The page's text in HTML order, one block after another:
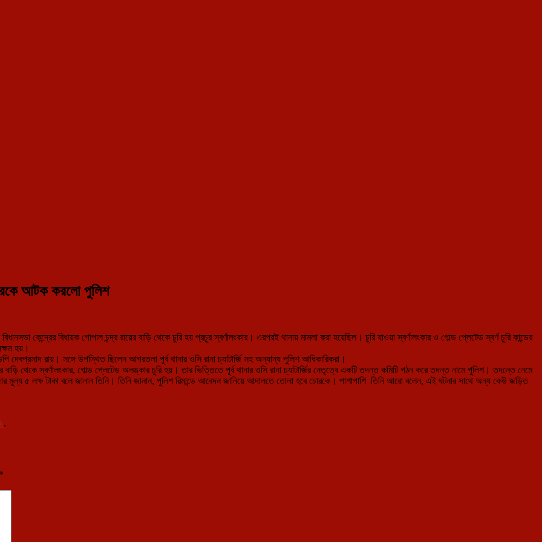
portal in Tripura.
আটক করলো পুলিশ
কেন্দ্রের বিধায়ক গোপাল চন্দ্র রায়ের বাড়ি থেকে চুরি হয় প্রচুর স্বর্ণালংকার। এরপরই থানায় মামলা করা হয়েছিল। চুরি যাওয়া স্বর্ণালংকার ও গোল্ড প্লেটেড স্বর্ণ চুরি কান্ডের
হয়।
রায়। সঙ্গে উপস্থিত ছিলেন আগরতলা পূর্ব থানার ওসি রানা চ্যাটার্জি সহ অন্যান্য পুলিশ আধিকারিকরা।
থেকে স্বর্ণালংকার, গোল্ড প্লেটেড অলঙ্কার চুরি হয়। তার ভিত্তিতে পূর্ব থানার ওসি রানা চ্যাটার্জির নেতৃত্বে একটি তদন্ত কমিটি গঠন করে তদন্ত নামে পুলিশ। তদন্তে নেমে
মূল্য ৫ লক্ষ টাকা বলে জানান তিনি। তিনি জানান, পুলিশ রিমান্ডে আবেদন জানিয়ে আদালতে তোলা হবে চোরকে। পাশাপাশি তিনি আরো বলেন, এই ঘটনার সাথে অন্য কেউ জড়িত
.
*